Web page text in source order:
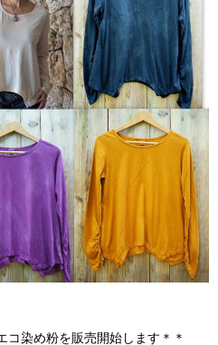
コ染め粉を販売開始します＊＊